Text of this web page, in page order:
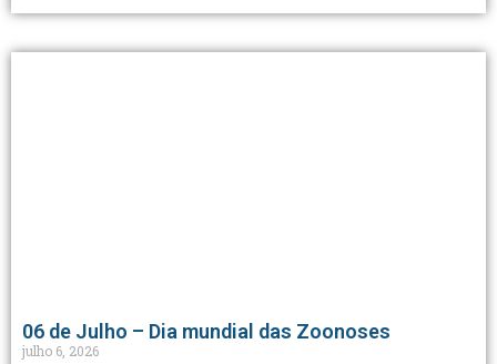
06 de Julho – Dia mundial das Zoonoses
julho 6, 2026